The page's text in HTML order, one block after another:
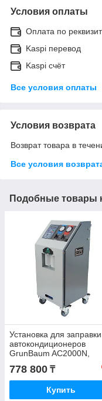
Условия оплаты
Оплата по
Kaspi перевод
Kaspi счёт
Все условия оплаты
Условия возврата
Возврат товара в
Все условия
Подобные товары
Установка для заправки
автокондиционеров
GrunBaum AC2000N,
полуавтоматическая,
R134
778 800 ₸
Купить